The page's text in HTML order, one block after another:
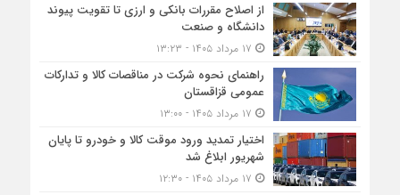
از اصلاح مقررات بانکی و ارزی تا تقویت پیوند
دانشگاه و صنعت
راهنمای نحوه شرکت در مناقصات کالا و تدارکات
عمومی قزاقستان
اختیار تمدید ورود موقت کالا و خودرو تا پایان
شهریور ابلاغ شد